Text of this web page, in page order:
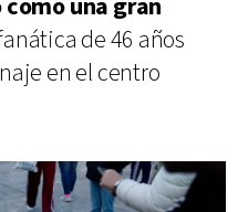
una gran
de 46 años
en el centro